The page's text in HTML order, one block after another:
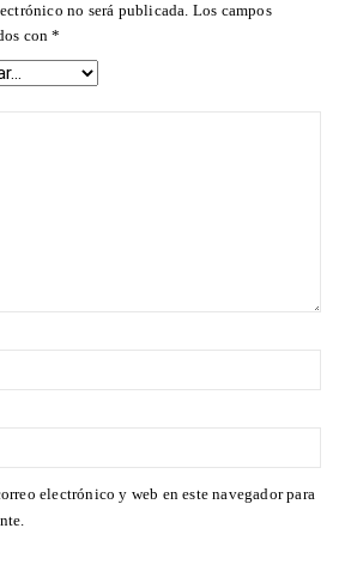
no será publicada. Los campos
con*
electrónico y web en este navegador para